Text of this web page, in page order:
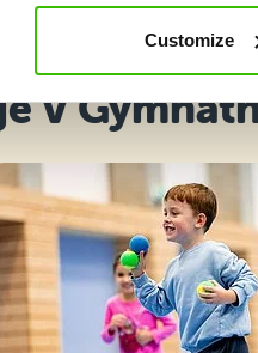
Customize
v